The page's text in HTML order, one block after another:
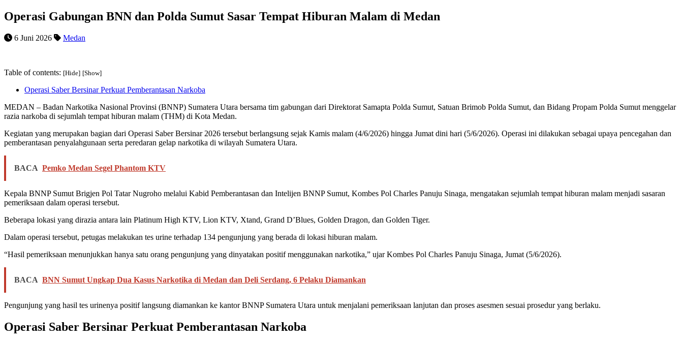
Operasi Gabungan BNN dan Polda Sumut Sasar Tempat Hiburan Malam di Medan
6 Juni 2026 Medan
Table of contents: [Hide] [Show]
Operasi Saber Bersinar Perkuat Pemberantasan Narkoba
MEDAN – Badan Narkotika Nasional Provinsi (BNNP) Sumatera Utara bersama tim gabungan dari Direktorat Samapta Polda Sumut, Satuan Brimob Polda Sumut, dan Bidang Propam Polda Sumut menggelar
razia narkoba di sejumlah tempat hiburan malam (THM) di Kota Medan.
Kegiatan yang merupakan bagian dari Operasi Saber Bersinar 2026 tersebut berlangsung sejak Kamis malam (4/6/2026) hingga Jumat dini hari (5/6/2026). Operasi ini dilakukan sebagai upaya pencegahan dan
pemberantasan penyalahgunaan serta peredaran gelap narkotika di wilayah Sumatera Utara.
BACA Pemko Medan Segel Phantom KTV
Kepala BNNP Sumut Brigjen Pol Tatar Nugroho melalui Kabid Pemberantasan dan Intelijen BNNP Sumut, Kombes Pol Charles Panuju Sinaga, mengatakan sejumlah tempat hiburan malam menjadi sasaran
pemeriksaan dalam operasi tersebut.
Beberapa lokasi yang dirazia antara lain Platinum High KTV, Lion KTV, Xtand, Grand D’Blues, Golden Dragon, dan Golden Tiger.
Dalam operasi tersebut, petugas melakukan tes urine terhadap 134 pengunjung yang berada di lokasi hiburan malam.
“Hasil pemeriksaan menunjukkan hanya satu orang pengunjung yang dinyatakan positif menggunakan narkotika,” ujar Kombes Pol Charles Panuju Sinaga, Jumat (5/6/2026).
BACA BNN Sumut Ungkap Dua Kasus Narkotika di Medan dan Deli Serdang, 6 Pelaku Diamankan
Pengunjung yang hasil tes urinenya positif langsung diamankan ke kantor BNNP Sumatera Utara untuk menjalani pemeriksaan lanjutan dan proses asesmen sesuai prosedur yang berlaku.
Operasi Saber Bersinar Perkuat Pemberantasan Narkoba